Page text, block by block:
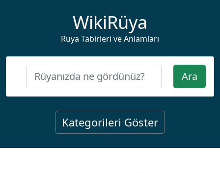
WikiRüya
Rüya Tabirleri ve Anlamları
Ara
Kategorileri Göster